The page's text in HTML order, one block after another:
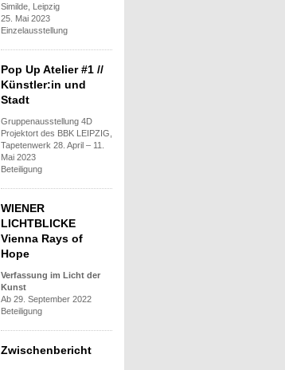
Similde, Leipzig
25. Mai 2023
Einzelausstellung
Pop Up Atelier #1 //
Künstler:in und
Stadt
Gruppenausstellung 4D
Projektort des BBK LEIPZIG,
Tapetenwerk 28. April – 11.
Mai 2023
Beteiligung
WIENER
LICHTBLICKE
Vienna Rays of
Hope
Verfassung im Licht der
Kunst
Ab 29. September 2022
Beteiligung
Zwischenbericht